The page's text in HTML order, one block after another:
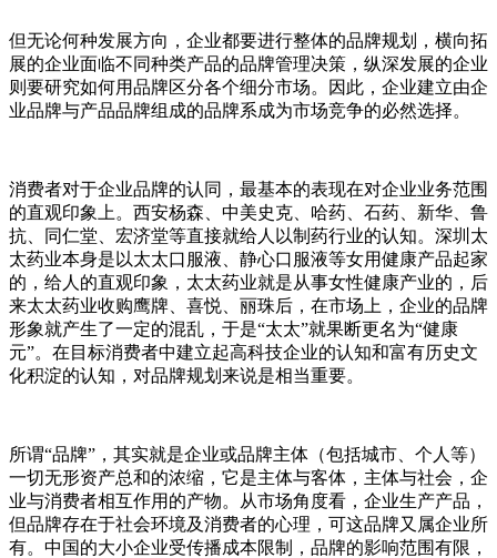
但无论何种发展方向，企业都要进行整体的品牌规划，横向拓
展的企业面临不同种类产品的品牌管理决策，纵深发展的企业
则要研究如何用品牌区分各个细分市场。因此，企业建立由企
业品牌与产品品牌组成的品牌系成为市场竞争的必然选择。
消费者对于企业品牌的认同，最基本的表现在对企业业务范围
的直观印象上。西安杨森、中美史克、哈药、石药、新华、鲁
抗、同仁堂、宏济堂等直接就给人以制药行业的认知。深圳太
太药业本身是以太太口服液、静心口服液等女用健康产品起家
的，给人的直观印象，太太药业就是从事女性健康产业的，后
来太太药业收购鹰牌、喜悦、丽珠后，在市场上，企业的品牌
形象就产生了一定的混乱，于是“太太”就果断更名为“健康
元”。在目标消费者中建立起高科技企业的认知和富有历史文
化积淀的认知，对品牌规划来说是相当重要。
所谓“品牌”，其实就是企业或品牌主体（包括城市、个人等）
一切无形资产总和的浓缩，它是主体与客体，主体与社会，企
业与消费者相互作用的产物。从市场角度看，企业生产产品，
但品牌存在于社会环境及消费者的心理，可这品牌又属企业所
有。中国的大小企业受传播成本限制，品牌的影响范围有限，